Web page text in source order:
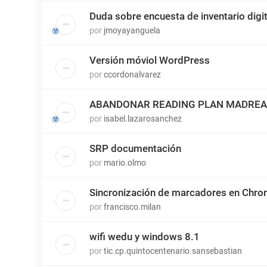
Duda sobre encuesta de inventario
por jmoyayanguela
Versión móviol WordPress
porccordonalvarez
ABANDONAR READING PLAN
por isabel.lazarosanchez
SRP documentación
por mario.olmo
Sincronización de marcadores en
porfrancisco.milan
wifi wedu y windows 8.1
portic.cp.quintocentenario.sansebastian